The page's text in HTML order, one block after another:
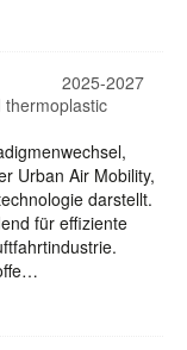
2025-2027
thermoplastic
Urban Air Mobility,
darstellt.
für effiziente